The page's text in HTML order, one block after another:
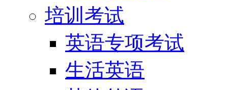
培训考试
英语专项考试
生活英语